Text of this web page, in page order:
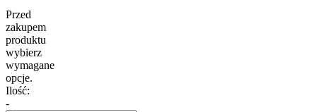
Przed
zakupem
produktu
wybierz
wymagane
opcje.
Ilość:
-